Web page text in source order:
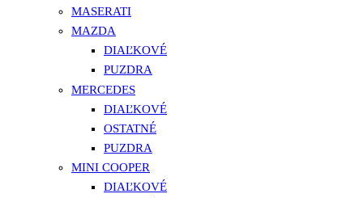
MASERATI
MAZDA
DIAĽKOVÉ
PUZDRA
MERCEDES
DIAĽKOVÉ
OSTATNÉ
PUZDRA
MINI COOPER
DIAĽKOVÉ